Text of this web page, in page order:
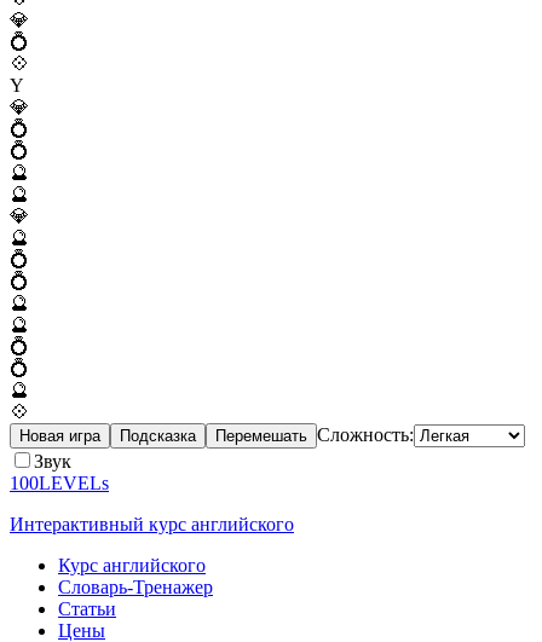
💎
💍
💠
Y
💎
💍
💍
🔮
🔮
💎
🔮
💍
💍
🔮
🔮
💍
💍
🔮
💠
Новая игра Подсказка Перемешать Сложность:
Звук
100LEVELs
Интерактивный курс английского
Курс английского
Словарь-Тренажер
Статьи
Цены